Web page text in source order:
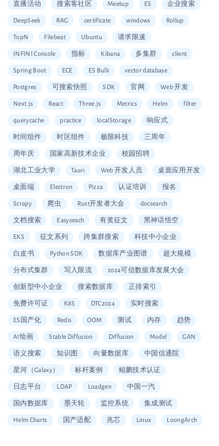
直播活动 搜索客社区 Meetup ES 企业搜索
DeepSeek RAG certificate windows Rollup
TopN Filebeat Ubuntu 请求限速
INFINI Console 指标 Kibana 多集群 client
Spring Boot ECE ES Bulk vector database
Postgres 可搜索快照 SDK 官网 Web 开发
Next.js React Three.js Metrics Helm filter
querycache practice localStorage 响应式
时间组件 时区组件 极限科技 三周年
周年庆 国家高新技术企业 校园招聘
湖北工业大学 Tauri Web 开发人员 桌面应用开发
桌面端 Electron Pizza 认证培训 报名
Scrapy 爬虫 Rust开发者大会 docsearch
文档搜索 Easyseach 有奖征文 黑神话悟空
EKS 征文系列 跨集群搜索 科技中小企业
白皮书 Python SDK 数据库产业图谱 超大规模
分布式集群 写入限流 2024可信数据库发展大会
创新型中小企业 搜索数据库 正排索引
免费许可证 K8S DTC2024 实时搜索
ES国产化 Redis OOM 测试 内存 趋势
AI绘画 Stable Diffusion Diffusion Model GAN
语义搜索 知识图 向量数据库 中国信通院
星河（Galaxy） 标杆案例 鲲鹏技术认证
日志平台 LDAP Loadgen 中国一汽
国内数据库 墨天轮 监控系统 集成测试
Helm Charts 国产适配 兆芯 Linux LoongArch